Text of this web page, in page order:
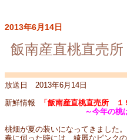
2013年6月14日
飯南産直桃直売
放送日 2013年6月14日
新鮮情報
「飯南産直桃直売所 １
～今年の桃
桃畑が夏の装いになってきました。
春に伺った時には、綺麗なピンク